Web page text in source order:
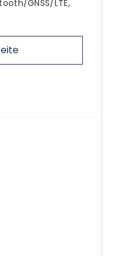
GNSS/LTE,